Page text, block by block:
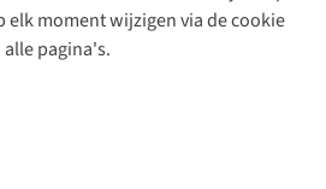
elk moment wijzigen via de cookie
pagina's.
Policy
Algemene voorwaarden
Cookie Policy